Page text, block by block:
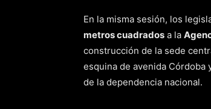
En la misma sesión, los
metros cuadrados a la
construcción de la sede
esquina de avenida
de la dependencia nacional.